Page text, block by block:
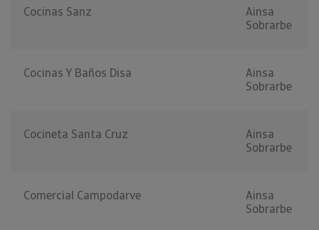
Cocinas Sanz
Ainsa
Sobrarbe
Cocinas Y Baños Disa
Ainsa
Sobrarbe
Cocineta Santa Cruz
Ainsa
Sobrarbe
Comercial Campodarve
Ainsa
Sobrarbe